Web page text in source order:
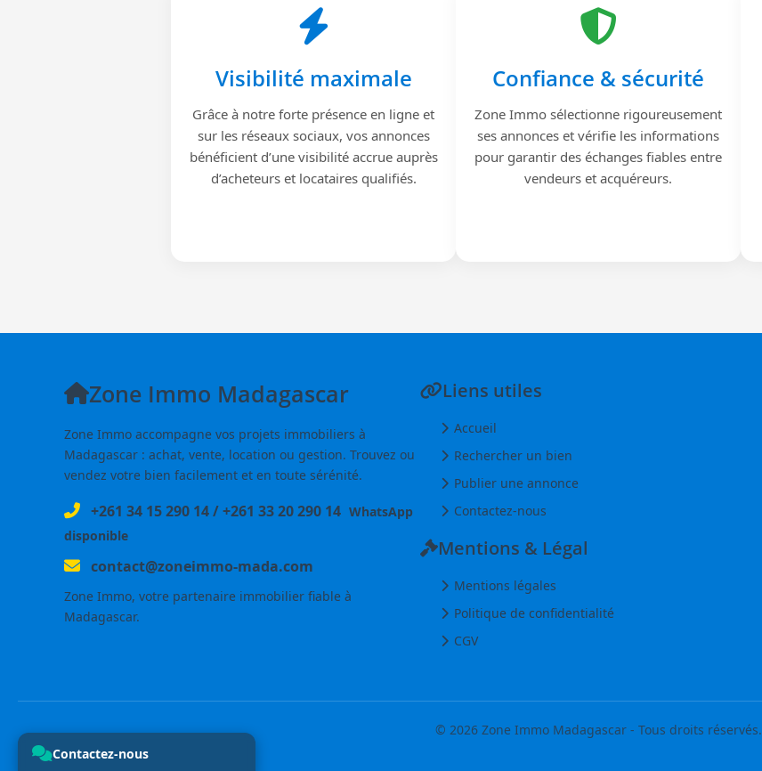
Visibilité maximale
Grâce à notre forte présence en ligne et
sur les réseaux sociaux, vos annonces
bénéficient d’une visibilité accrue auprès
d’acheteurs et locataires qualifiés.
Confiance & sécurité
Zone Immo sélectionne rigoureusement
ses annonces et vérifie les informations
pour garantir des échanges fiables entre
vendeurs et acquéreurs.
Zone Immo Madagascar
Zone Immo accompagne vos projets immobiliers à
Madagascar : achat, vente, location ou gestion. Trouvez ou
vendez votre bien facilement et en toute sérénité.
+261 34 15 290 14/+261 33 20 290 14 WhatsApp
disponible
contact@zoneimmo-mada.com
Zone Immo, votre partenaire immobilier fiable à
Madagascar.
Liens utiles
Accueil
Rechercher un bien
Publier une annonce
Contactez-nous
Mentions & Légal
Mentions légales
Politique de confidentialité
CGV
© 2026 Zone Immo Madagascar - Tous droits réservés.
Contactez-nous